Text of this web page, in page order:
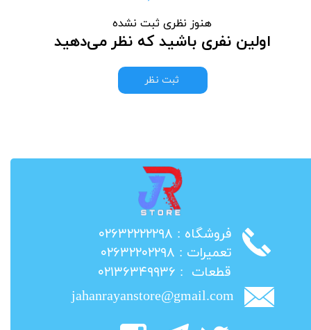
هنوز نظری ثبت نشده
اولین نفری باشید که نظر می‌دهید
ثبت نظر
​فروشگاه : ۰۲۶۳۲۲۲۲۲۹۸
​تعمیرات : ۰۲۶۳۲۲۰۲۲۹۸
​قطعات : ۰۲۱۳۶۳۴۹۹۳۶
jahanrayanstore@gmail.com